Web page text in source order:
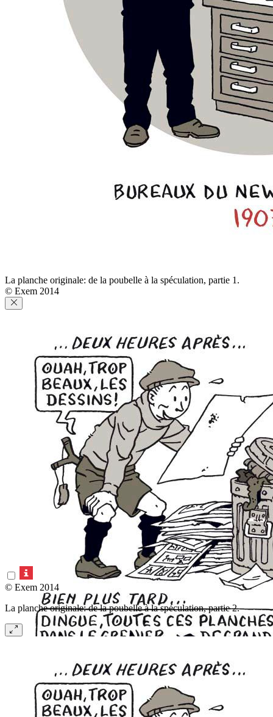
La planche originale: de la poubelle à la spéculation, partie 1.
© Exem 2014
© Exem 2014
La planche originale: de la poubelle à la spéculation, partie 2.